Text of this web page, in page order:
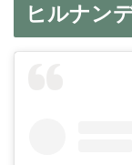
ヒルナン